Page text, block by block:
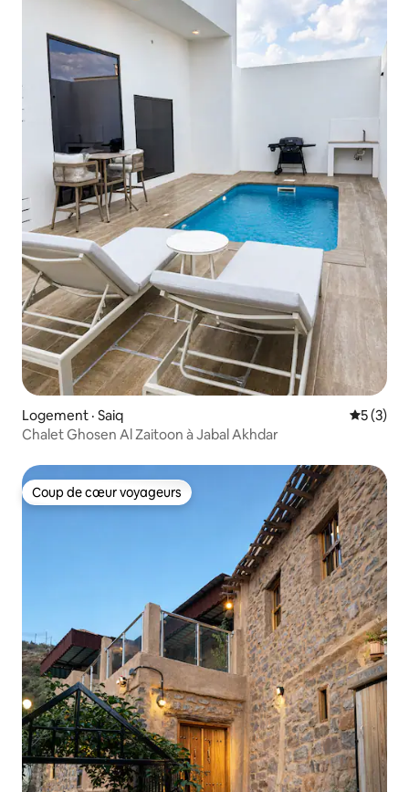
Logement · Saiq Note
5 (3)
Chalet Ghosen Al Zaitoon à Jabal Akhdar
Coup de cœur voyageurs
Coup de cœur voyageurs